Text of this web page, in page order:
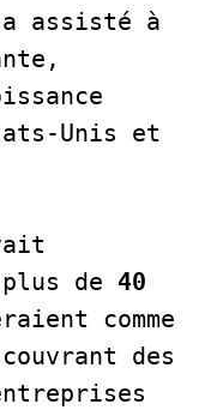
assisté à
Unis et
de 40
comme
des